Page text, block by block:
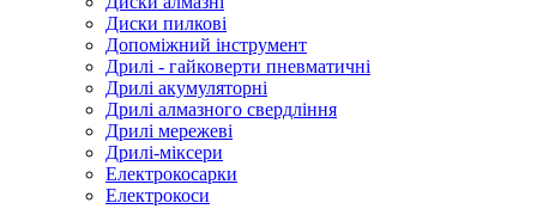
Диски пилкові
Допоміжний інструмент
Дрилі - гайковерти пневматичні
Дрилі акумуляторні
Дрилі алмазного свердління
Дрилі мережеві
Дрилі-міксери
Електрокосарки
Електрокоси